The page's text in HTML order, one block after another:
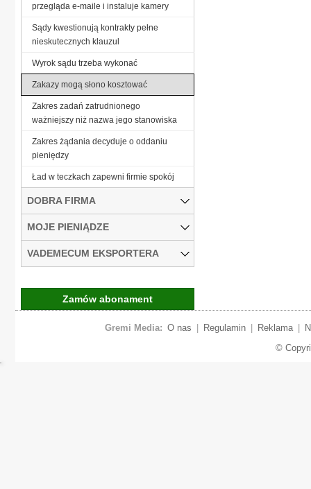
przegląda e-maile i instaluje kamery
Sądy kwestionują kontrakty pełne
nieskutecznych klauzul
Wyrok sądu trzeba wykonać
Zakazy mogą słono kosztować
Zakres zadań zatrudnionego
ważniejszy niż nazwa jego stanowiska
Zakres żądania decyduje o oddaniu
pieniędzy
Ład w teczkach zapewni firmie spokój
DOBRA FIRMA
MOJE PIENIĄDZE
VADEMECUM EKSPORTERA
Zamów abonament
Gremi Media: O nas Regulamin Reklama
©